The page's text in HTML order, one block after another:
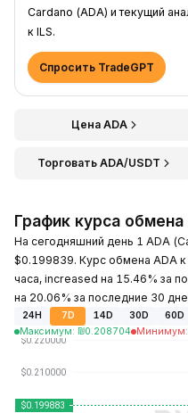
Cardano (ADA) и текущий
к ILS.
Спросить TradeGPT
Цена ADA
Торговать ADA/USDT
График курса обмена
На сегодняшний день 1 ADA
$0.199839. Курс обмена ADA
часа, increased на 15.46% за
на 20.06% за последние 30
24H 7D 14D 30D 60D
Максимум: ₪0.208704 Минимум: